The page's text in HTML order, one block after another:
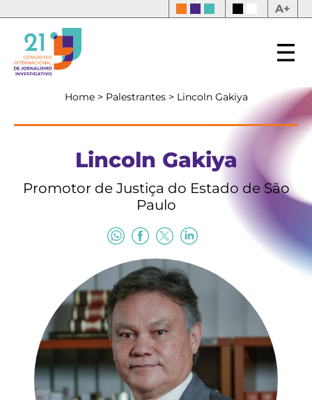
A+
Home > Palestrantes > Lincoln Gakiya
Lincoln Gakiya
Promotor de Justiça do Estado de São
Paulo